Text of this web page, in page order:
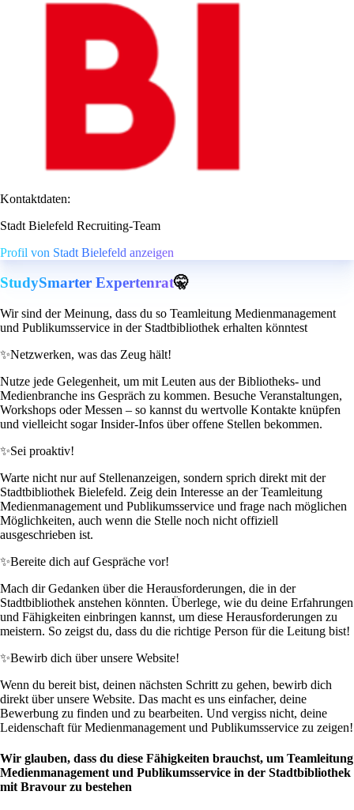
Kontaktdaten:
Stadt Bielefeld Recruiting-Team
Profil von Stadt Bielefeld anzeigen
StudySmarter Expertenrat🤫
Wir sind der Meinung, dass du so Teamleitung Medienmanagement
und Publikumsservice in der Stadtbibliothek erhalten könntest
✨Netzwerken, was das Zeug hält!
Nutze jede Gelegenheit, um mit Leuten aus der Bibliotheks- und
Medienbranche ins Gespräch zu kommen. Besuche Veranstaltungen,
Workshops oder Messen – so kannst du wertvolle Kontakte knüpfen
und vielleicht sogar Insider-Infos über offene Stellen bekommen.
✨Sei proaktiv!
Warte nicht nur auf Stellenanzeigen, sondern sprich direkt mit der
Stadtbibliothek Bielefeld. Zeig dein Interesse an der Teamleitung
Medienmanagement und Publikumsservice und frage nach möglichen
Möglichkeiten, auch wenn die Stelle noch nicht offiziell
ausgeschrieben ist.
✨Bereite dich auf Gespräche vor!
Mach dir Gedanken über die Herausforderungen, die in der
Stadtbibliothek anstehen könnten. Überlege, wie du deine Erfahrungen
und Fähigkeiten einbringen kannst, um diese Herausforderungen zu
meistern. So zeigst du, dass du die richtige Person für die Leitung bist!
✨Bewirb dich über unsere Website!
Wenn du bereit bist, deinen nächsten Schritt zu gehen, bewirb dich
direkt über unsere Website. Das macht es uns einfacher, deine
Bewerbung zu finden und zu bearbeiten. Und vergiss nicht, deine
Leidenschaft für Medienmanagement und Publikumsservice zu zeigen!
Wir glauben, dass du diese Fähigkeiten brauchst, um Teamleitung
Medienmanagement und Publikumsservice in der Stadtbibliothek
mit Bravour zu bestehen